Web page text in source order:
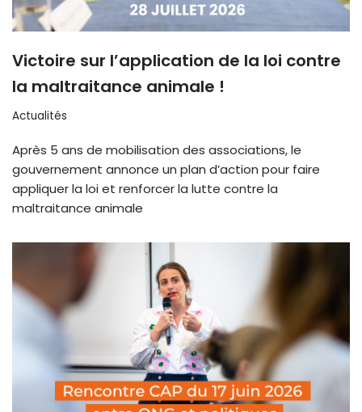
Victoire sur l’application de la loi contre
la maltraitance animale !
Actualités
Après 5 ans de mobilisation des associations, le
gouvernement annonce un plan d’action pour faire
appliquer la loi et renforcer la lutte contre la
maltraitance animale